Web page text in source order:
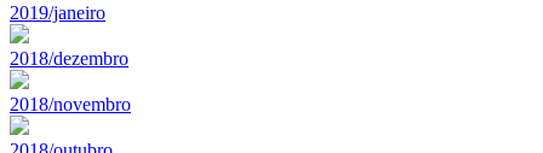
2019/janeiro
2018/dezembro
2018/novembro